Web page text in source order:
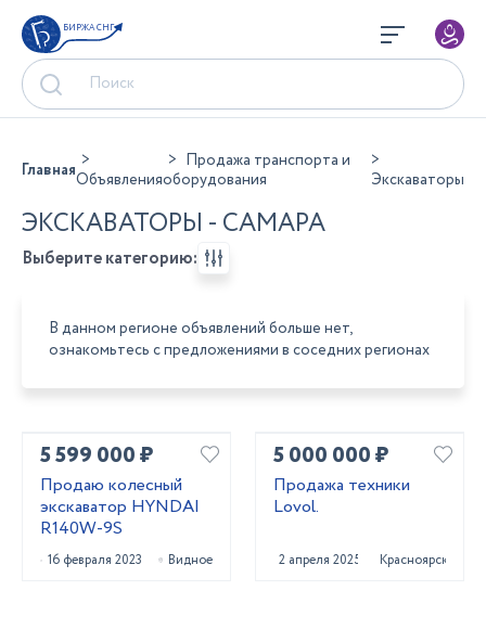
БИРЖА СНГ
ГлавнаяОбъявления
Продажа транспорта и
оборудования
Экскаваторы
ЭКСКАВАТОРЫ - САМАРА
Выберите категорию:
В данном регионе объявлений больше нет,
ознакомьтесь с предложениями в соседних регионах
5 599 000 ₽
Продаю колесный
экскаватор HYNDAI
R140W-9S
16 февраля 2023 Видное
5 000 000 ₽
Продажа техники
Lovol.
2 апреля 2025 Красноярск